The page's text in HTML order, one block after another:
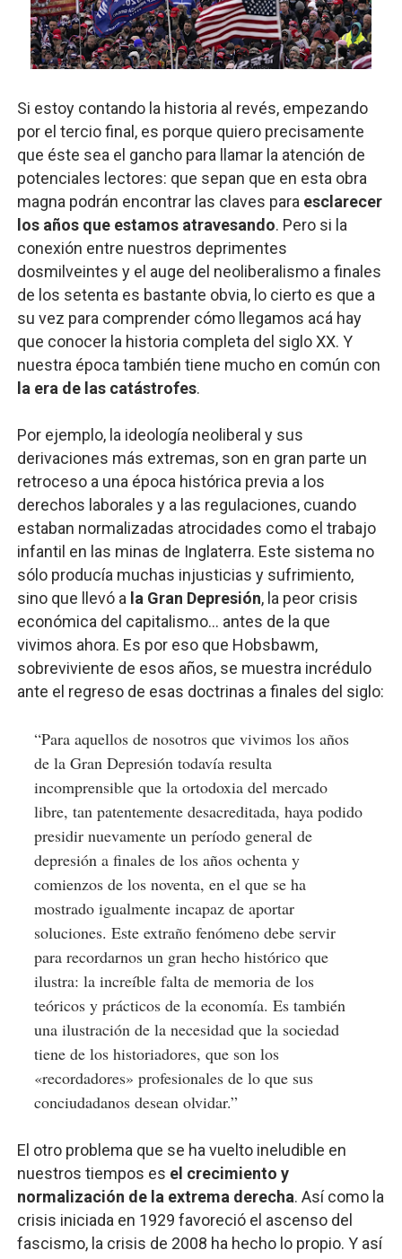
Si estoy contando la historia al revés, empezando
por el tercio final, es porque quiero precisamente
que éste sea el gancho para llamar la atención de
potenciales lectores: que sepan que en esta obra
magna podrán encontrar las claves para esclarecer
los años que estamos atravesando. Pero si la
conexión entre nuestros deprimentes
dosmilveintes y el auge del neoliberalismo a finales
de los setenta es bastante obvia, lo cierto es que a
su vez para comprender cómo llegamos acá hay
que conocer la historia completa del siglo XX. Y
nuestra época también tiene mucho en común con
la era de las catástrofes.
Por ejemplo, la ideología neoliberal y sus
derivaciones más extremas, son en gran parte un
retroceso a una época histórica previa a los
derechos laborales y a las regulaciones, cuando
estaban normalizadas atrocidades como el trabajo
infantil en las minas de Inglaterra. Este sistema no
sólo producía muchas injusticias y sufrimiento,
sino que llevó a la Gran Depresión, la peor crisis
económica del capitalismo… antes de la que
vivimos ahora. Es por eso que Hobsbawm,
sobreviviente de esos años, se muestra incrédulo
ante el regreso de esas doctrinas a finales del siglo:
“Para aquellos de nosotros que vivimos los años
de la Gran Depresión todavía resulta
incomprensible que la ortodoxia del mercado
libre, tan patentemente desacreditada, haya podido
presidir nuevamente un período general de
depresión a finales de los años ochenta y
comienzos de los noventa, en el que se ha
mostrado igualmente incapaz de aportar
soluciones. Este extraño fenómeno debe servir
para recordarnos un gran hecho histórico que
ilustra: la increíble falta de memoria de los
teóricos y prácticos de la economía. Es también
una ilustración de la necesidad que la sociedad
tiene de los historiadores, que son los
«recordadores» profesionales de lo que sus
conciudadanos desean olvidar.”
El otro problema que se ha vuelto ineludible en
nuestros tiempos es el crecimiento y
normalización de la extrema derecha. Así como la
crisis iniciada en 1929 favoreció el ascenso del
fascismo, la crisis de 2008 ha hecho lo propio. Y así